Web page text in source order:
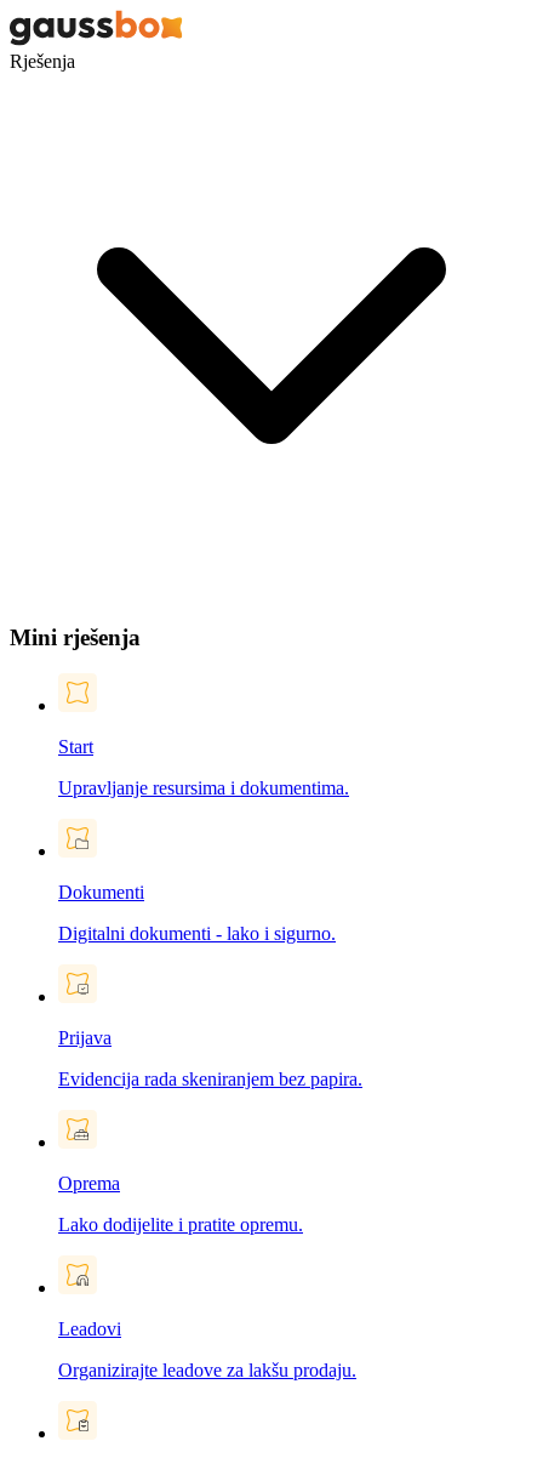
Rješenja
Mini rješenja
Start
Upravljanje resursima i dokumentima.
Dokumenti
Digitalni dokumenti - lako i sigurno.
Prijava
Evidencija rada skeniranjem bez papira.
Oprema
Lako dodijelite i pratite opremu.
Leadovi
Organizirajte leadove za lakšu prodaju.